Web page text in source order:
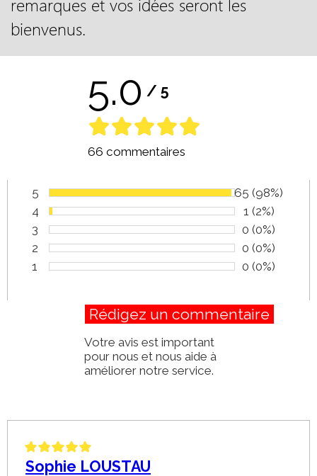
bienvenus.
5.0 / 5
66 commentaires
Vote :
5 Nombre de
65(98%)
Vote :
4 Nombre de
1(2%)
Vote :
3 Nombre de
0(0%)
Vote :
2 Nombre de
0(0%)
Vote :
1 Nombre de
0(0%)
Votre avis est important
pour nous et nous aide à
améliorer notre service.
Sophie LOUSTAU